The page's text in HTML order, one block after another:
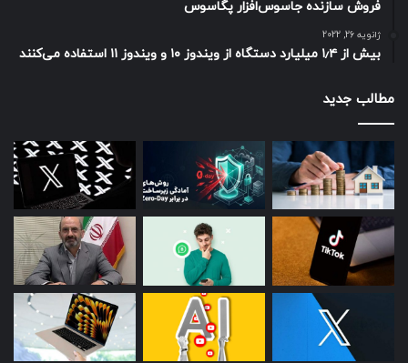
فروش سازنده جاسوس‌افزار پگاسوس
ژانویه 26, 2022
بیش از ۱٫۴ میلیارد دستگاه از ویندوز ۱۰ و ویندوز ۱۱ استفاده می‌کنند
مطالب جدید